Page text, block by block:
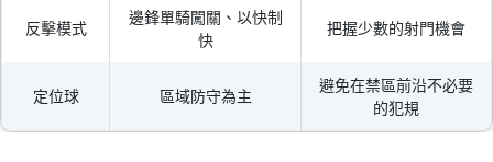
反擊模式
邊鋒單騎闖關、以快制
快
把握少數的射門機會
定位球 區域防守為主
避免在禁區前沿不必要
的犯規